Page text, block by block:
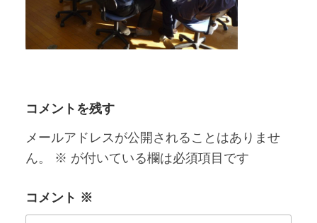
コメントを残す
メールアドレスが公開されることはありませ
ん。
※ が付いている欄は必須項目です
コメント ※